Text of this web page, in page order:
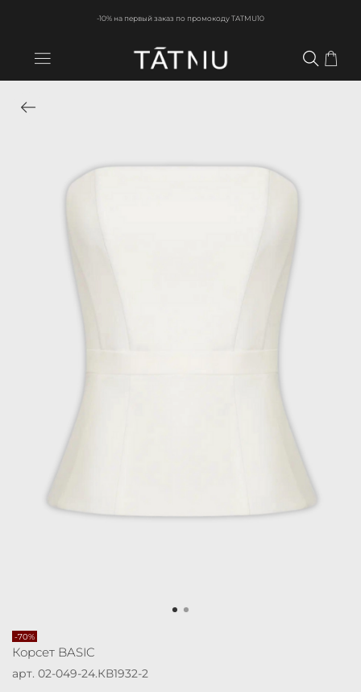
-10% на первый заказ по промокоду TATMU10
-70%
арт. 02-049-24.КВ1932-2
Корсет BASIC